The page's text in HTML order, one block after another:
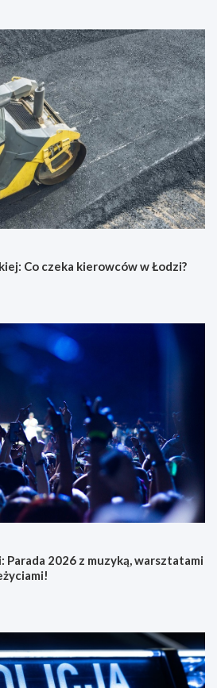
Co czeka kierowców w Łodzi?
Parada 2026 z muzyką, warsztatami